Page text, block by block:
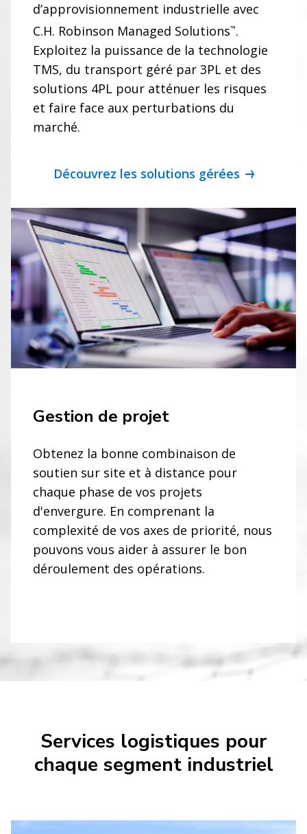
d’approvisionnement industrielle avec
C.H. Robinson Managed Solutions™.
Exploitez la puissance de la technologie
TMS, du transport géré par 3PL et des
solutions 4PL pour atténuer les risques
et faire face aux perturbations du
marché.
Découvrez les solutions gérées
Gestion de projet
Obtenez la bonne combinaison de
soutien sur site et à distance pour
chaque phase de vos projets
d'envergure. En comprenant la
complexité de vos axes de priorité, nous
pouvons vous aider à assurer le bon
déroulement des opérations.
Services logistiques pour
chaque segment industriel